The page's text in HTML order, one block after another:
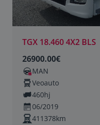
TGX 18.460 4X2 BLS
26900.00€
MAN
Veoauto
460hj
06/2019
411378km